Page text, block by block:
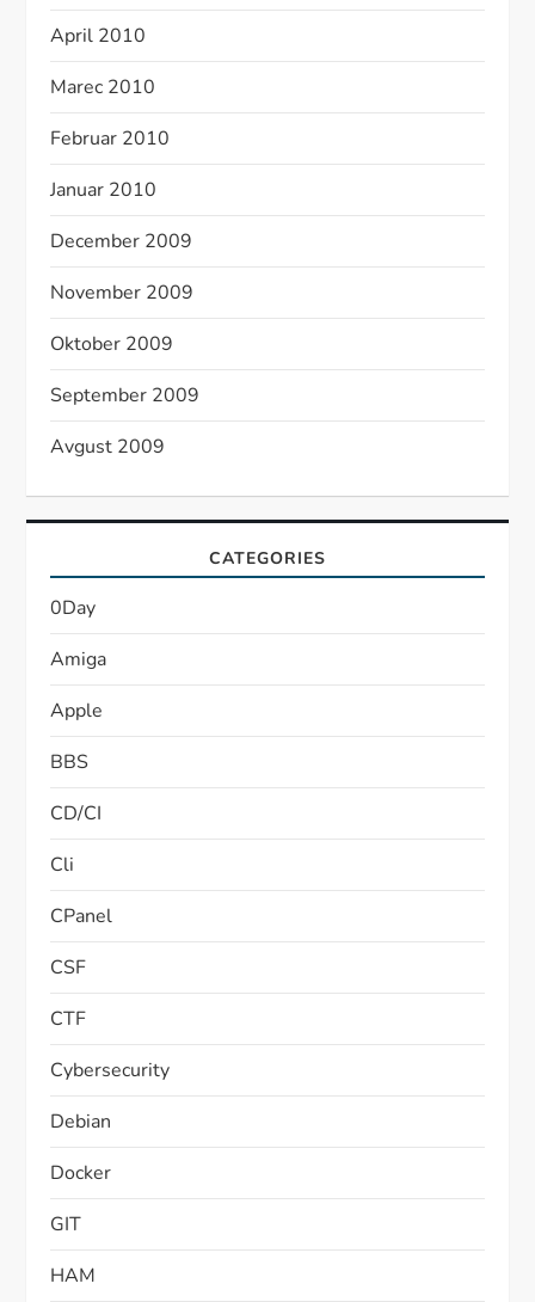
April 2010
Marec 2010
Februar 2010
Januar 2010
December 2009
November 2009
Oktober 2009
September 2009
Avgust 2009
CATEGORIES
0Day
Amiga
Apple
BBS
CD/CI
Cli
CPanel
CSF
CTF
Cybersecurity
Debian
Docker
GIT
HAM